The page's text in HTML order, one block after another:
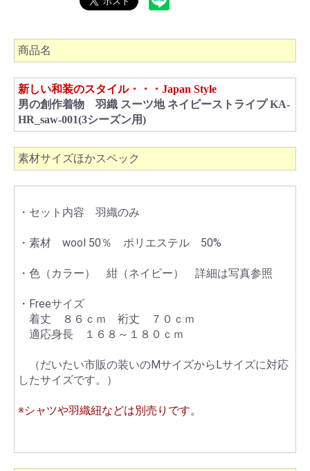
商品名
新しい和装のスタイル・・・Japan Style
男の創作着物 羽織 スーツ地 ネイビーストライプ KA-
HR_saw-001(3シーズン用)
素材サイズほかスペック
・セット内容 羽織のみ
・素材 wool 50％ ポリエステル 50%
・色（カラー） 紺（ネイビー） 詳細は写真参照
・Freeサイズ
着丈 ８６ｃｍ 裄丈 ７０ｃｍ
適応身長 １６８～１８０ｃｍ
（だいたい市販の装いのMサイズからLサイズに対応
したサイズです。）
※シャツや羽織紐などは別売りです。